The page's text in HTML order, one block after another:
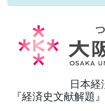
日本経
『経済史文献解題